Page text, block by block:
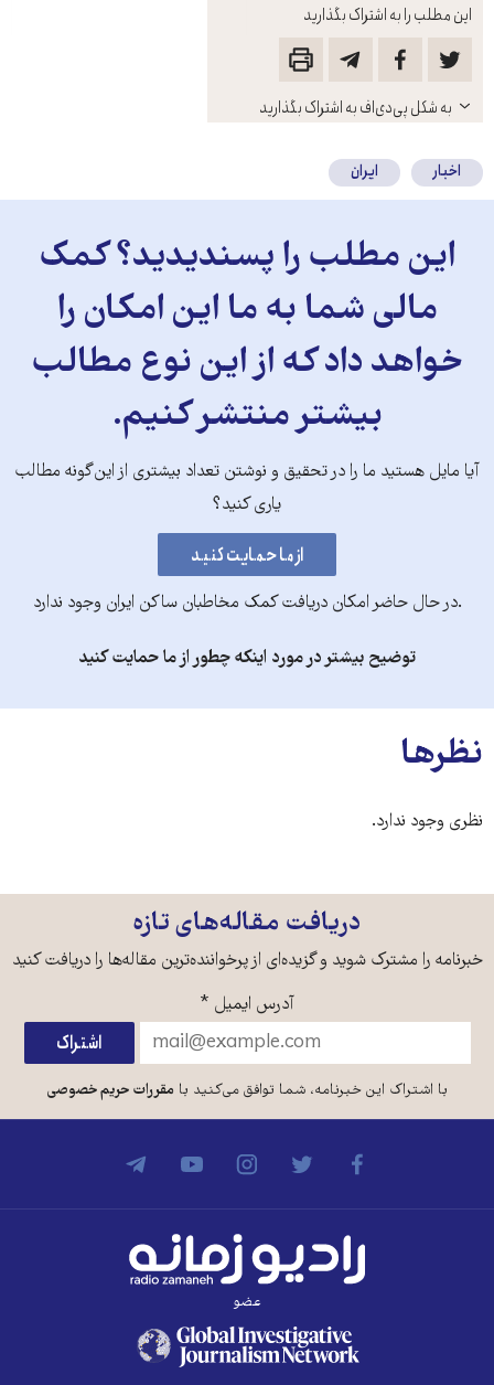
این مطلب را به اشتراک بگذارید
باز
کنید
به شکل پی‌دی‌اف به اشتراک بگذارید
اخبار ایران
این مطلب را پسندیدید؟ کمک
مالی شما به ما این امکان را
خواهد داد که از این نوع مطالب
بیشتر منتشر کنیم.
آیا مایل هستید ما را در تحقیق و نوشتن تعداد بیشتری از این‌گونه مطالب
یاری کنید؟
.در حال حاضر امکان دریافت کمک مخاطبان ساکن ایران وجود ندارد
توضیح بیشتر در مورد اینکه چطور از ما حمایت کنید
نظرها
نظری وجود ندارد.
دریافت مقاله‌های تازه
خبرنامه را مشترک شوید و گزیده‌ای از پرخواننده‌ترین مقاله‌ها را دریافت کنید
آدرس ایمیل *
با اشتراک این خبرنامه، شما توافق می‌کنید بامقررات حریم خصوصی
عضو